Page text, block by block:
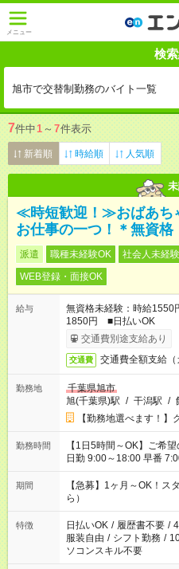
メニュー
検
旭市で交替制勤務のバイト一覧
7件中1 ～ 7件表示
新着順 時給順 人気順
≪時短歓迎！≫おばあち
お仕事の一つ！＊無資格
派遣 職種未経験OK 社会人未経
WEB登録・面接OK
給与
無資格未経験：時給
1850円 ■日払いOK
交通費別途支給あり
交通費 交通費全額支給（
勤務地
千葉県旭市
旭(千葉県)駅 / 干潟駅 /
【勤務地選べます！】
勤務時間
【1日5時間～OK】ご希望の時
日勤 9:00～18:00 早番
短 10:00～15:00 上記はあくまで一例です。 「夕方までには帰宅
しておきたい」 「朝はゆ
間を有効に使いたい」 な
ね。
期間
【急募】1ヶ月～OK！ス
ら）
特徴 日払いOK / 履歴書不要 /
服装自由 / シフト勤務 /
ソコンスキル不要